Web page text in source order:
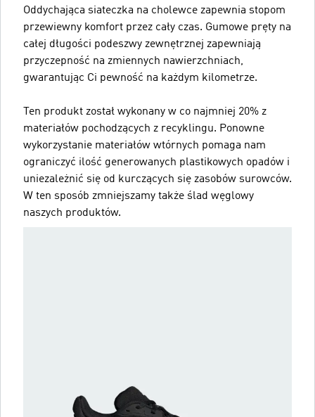
Oddychająca siateczka na cholewce zapewnia stopom
przewiewny komfort przez cały czas. Gumowe pręty na
całej długości podeszwy zewnętrznej zapewniają
przyczepność na zmiennych nawierzchniach,
gwarantując Ci pewność na każdym kilometrze.
Ten produkt został wykonany w co najmniej 20% z
materiałów pochodzących z recyklingu. Ponowne
wykorzystanie materiałów wtórnych pomaga nam
ograniczyć ilość generowanych plastikowych opadów i
uniezależnić się od kurczących się zasobów surowców.
W ten sposób zmniejszamy także ślad węglowy
naszych produktów.